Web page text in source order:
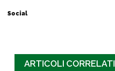
Social
ARTICOLI CORRELATI